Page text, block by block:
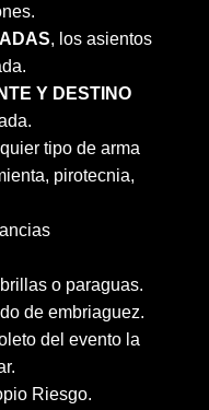
, los asientos
Y DESTINO
tipo de arma
pirotecnia,
o paraguas.
de embriaguez.
del evento la
Riesgo.